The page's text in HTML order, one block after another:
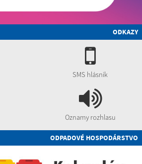
ODKAZY
SMS hlásnik
Oznamy rozhlasu
ODPADOVÉ HOSPODÁRSTVO